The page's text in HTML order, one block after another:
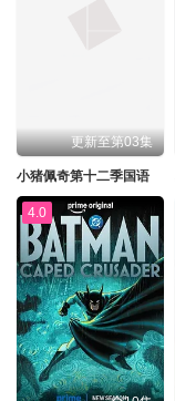
更新至第03集
小猪佩奇第十二季国语
4.0